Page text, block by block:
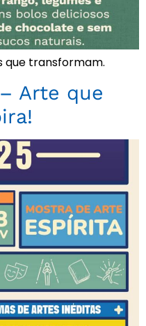
que transformam.
– Arte que